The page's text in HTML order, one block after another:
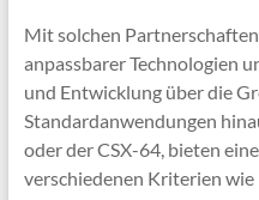
Mit solchen
anpassbarer Technologien
und Entwicklung über die
Standardanwendungen
oder der CSX-64, bieten
verschiedenen Kriterien